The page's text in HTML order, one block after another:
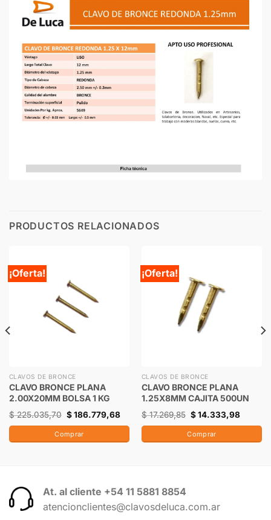
PRODUCTOS RELACIONADOS
¡Oferta!
CLAVOS DE BRONCE
CLAVO BRONCE PLANA
2.00X20MM BOLSA 1 KG
$225.035,70 $186.779,68
Comprar
¡Oferta!
CLAVOS DE BRONCE
CLAVO BRONCE PLANA
1.25X8MM CAJITA 500UN
$17.269,85 $14.333,98
Comprar
At. al cliente +54 11 5881 8854
atencionclientes@clavosdeluca.com.ar